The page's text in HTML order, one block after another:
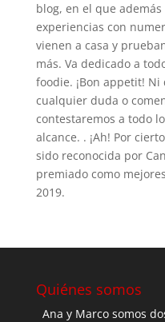
blog, en el que
experiencias con
vienen a casa y
más. Va dedicado a
foodie. ¡Bon appetit!
cualquier duda o
contestaremos a todo
alcance. . ¡Ah! Por
sido reconocida por
premiado como
2019.
Quiénes somos
Ana y Marco somos